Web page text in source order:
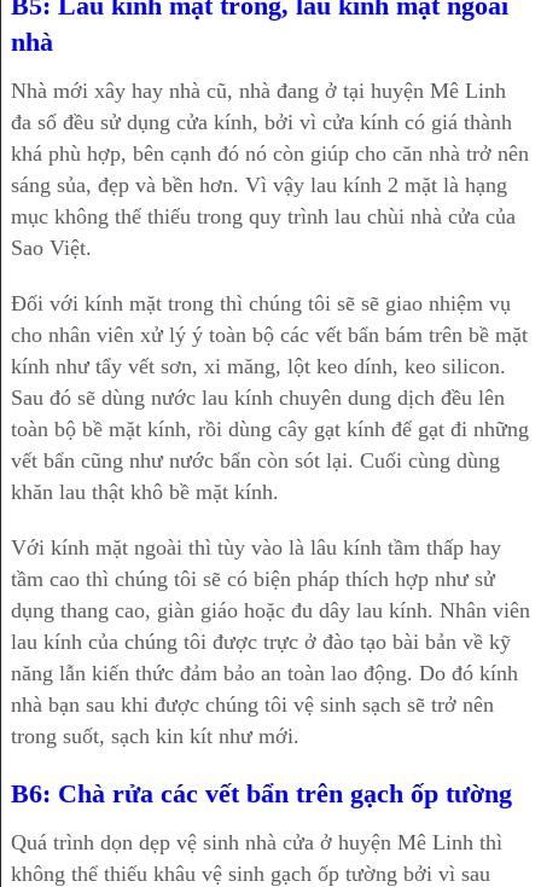
nhà
Nhà mới xây hay nhà cũ, nhà đang ở tại huyện Mê Linh
đa số đều sử dụng cửa kính, bởi vì cửa kính có giá thành
khá phù hợp, bên cạnh đó nó còn giúp cho căn nhà trở nên
sáng sủa, đẹp và bền hơn. Vì vậy lau kính 2 mặt là hạng
mục không thể thiếu trong quy trình lau chùi nhà cửa của
Sao Việt.
Đối với kính mặt trong thì chúng tôi sẽ sẽ giao nhiệm vụ
cho nhân viên xử lý ý toàn bộ các vết bẩn bám trên bề mặt
kính như tẩy vết sơn, xi măng, lột keo dính, keo silicon.
Sau đó sẽ dùng nước lau kính chuyên dung dịch đều lên
toàn bộ bề mặt kính, rồi dùng cây gạt kính để gạt đi những
vết bẩn cũng như nước bẩn còn sót lại. Cuối cùng dùng
khăn lau thật khô bề mặt kính.
Với kính mặt ngoài thì tùy vào là lâu kính tầm thấp hay
tầm cao thì chúng tôi sẽ có biện pháp thích hợp như sử
dụng thang cao, giàn giáo hoặc đu dây lau kính. Nhân viên
lau kính của chúng tôi được trực ở đào tạo bài bản về kỹ
năng lẫn kiến thức đảm bảo an toàn lao động. Do đó kính
nhà bạn sau khi được chúng tôi vệ sinh sạch sẽ trở nên
trong suốt, sạch kin kít như mới.
B6: Chà rửa các vết bẩn trên gạch ốp tường
Quá trình dọn dẹp vệ sinh nhà cửa ở huyện Mê Linh thì
không thể thiếu khâu vệ sinh gạch ốp tường bởi vì sau